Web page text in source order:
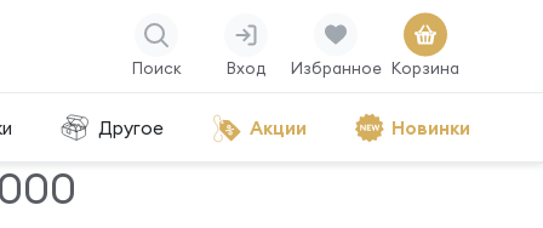
Поиск Вход Избранное Корзина
Другое Акции Новинки